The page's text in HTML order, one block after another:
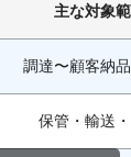
主な対象
調達〜顧客納
保管・輸送